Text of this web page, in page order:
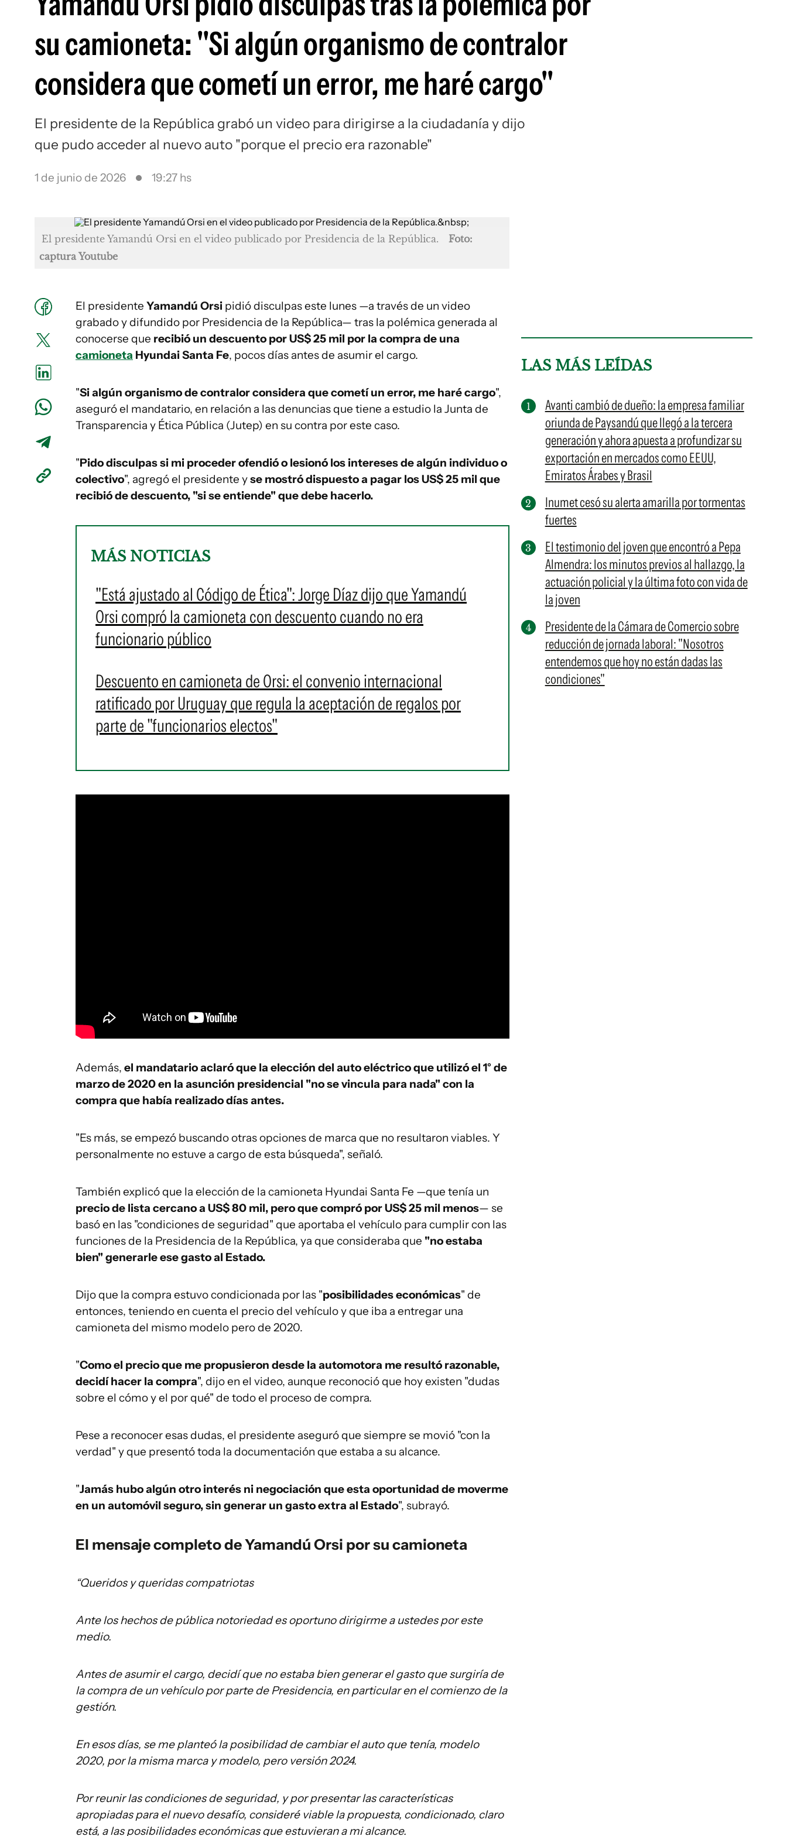
su camioneta: "Si algún organismo de contralor
considera que cometí un error, me haré cargo"
El presidente de la República grabó un video para dirigirse a la ciudadanía y dijo
que pudo acceder al nuevo auto "porque el precio era razonable"
1 de junio de 2026 19:27 hs
El presidente Yamandú Orsi en el video publicado por Presidencia de la República.
Foto:
captura Youtube
El presidente Yamandú Orsi pidió disculpas este lunes —a través de un video
grabado y difundido por Presidencia de la República— tras la polémica generada al
conocerse que recibió un descuento por US$ 25 mil por la compra de una
camioneta Hyundai Santa Fe, pocos días antes de asumir el cargo.
"Si algún organismo de contralor considera que cometí un error, me haré cargo",
aseguró el mandatario, en relación a las denuncias que tiene a estudio la Junta de
Transparencia y Ética Pública (Jutep) en su contra por este caso.
"Pido disculpas si mi proceder ofendió o lesionó los intereses de algún individuo o
colectivo", agregó el presidente yse mostró dispuesto a pagar los US$ 25 mil que
recibió de descuento, "si se entiende" que debe hacerlo.
MÁS NOTICIAS
"Está ajustado al Código de Ética": Jorge Díaz dijo que Yamandú
Orsi compró la camioneta con descuento cuando no era
funcionario público
Descuento en camioneta de Orsi: el convenio internacional
ratificado por Uruguay que regula la aceptación de regalos por
parte de "funcionarios electos"
Además, el mandatario aclaró que la elección del auto eléctrico que utilizó el 1° de
marzo de 2020 en la asunción presidencial "no se vincula para nada" con la
compra que había realizado días antes.
"Es más, se empezó buscando otras opciones de marca que no resultaron viables. Y
personalmente no estuve a cargo de esta búsqueda", señaló.
También explicó que la elección de la camioneta Hyundai Santa Fe —que tenía un
precio de lista cercano a US$ 80 mil, pero que compró por US$ 25 mil menos— se
basó en las "condiciones de seguridad" que aportaba el vehículo para cumplir con las
funciones de la Presidencia de la República, ya que consideraba que "no estaba
bien" generarle ese gasto al Estado.
Dijo que la compra estuvo condicionada por las "posibilidades económicas" de
entonces, teniendo en cuenta el precio del vehículo y que iba a entregar una
camioneta del mismo modelo pero de 2020.
"Como el precio que me propusieron desde la automotora me resultó razonable,
decidí hacer la compra", dijo en el video, aunque reconoció que hoy existen "dudas
sobre el cómo y el por qué" de todo el proceso de compra.
Pese a reconocer esas dudas, el presidente aseguró que siempre se movió "con la
verdad" y que presentó toda la documentación que estaba a su alcance.
"Jamás hubo algún otro interés ni negociación que esta oportunidad de moverme
en un automóvil seguro, sin generar un gasto extra al Estado", subrayó.
El mensaje completo de Yamandú Orsi por su camioneta
“Queridos y queridas compatriotas
Ante los hechos de pública notoriedad es oportuno dirigirme a ustedes por este
medio.
Antes de asumir el cargo, decidí que no estaba bien generar el gasto que surgiría de
la compra de un vehículo por parte de Presidencia, en particular en el comienzo de la
gestión.
En esos días, se me planteó la posibilidad de cambiar el auto que tenía, modelo
2020, por la misma marca y modelo, pero versión 2024.
Por reunir las condiciones de seguridad, y por presentar las características
apropiadas para el nuevo desafío, consideré viable la propuesta, condicionado, claro
está, a las posibilidades económicas que estuvieran a mi alcance.
LAS MÁS LEÍDAS
Avanti cambió de dueño: la empresa familiar
oriunda de Paysandú que llegó a la tercera
generación y ahora apuesta a profundizar su
exportación en mercados como EEUU,
Emiratos Árabes y Brasil
Inumet cesó su alerta amarilla por tormentas
fuertes
El testimonio del joven que encontró a Pepa
Almendra: los minutos previos al hallazgo, la
actuación policial y la última foto con vida de
la joven
Presidente de la Cámara de Comercio sobre
reducción de jornada laboral: "Nosotros
entendemos que hoy no están dadas las
condiciones"